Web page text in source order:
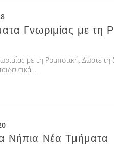
Γνωριμίας με τη
με τη Ρομποτική. Δώστε τη
...
Νήπια Νέα Τμήματα